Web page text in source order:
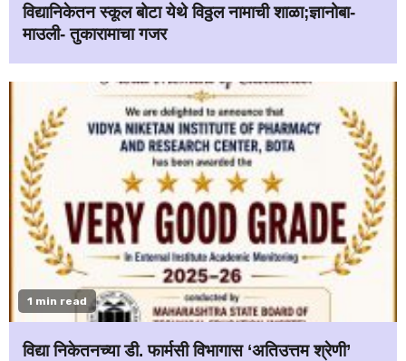
विद्यानिकेतन स्कूल बोटा येथे विठ्ठल नामाची शाळा;ज्ञानोबा-
माउली- तुकारामाचा गजर
1 min read
विद्या निकेतनच्या डी. फार्मसी विभागास ‘अतिउत्तम श्रेणी’